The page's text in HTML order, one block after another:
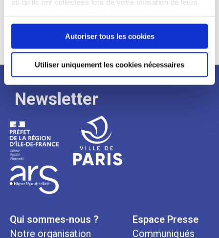
ou qu'ils ont collectées lors de votre utilisation de leurs
continuez à utiliser notre site Web.
Autoriser tous les cookies
Utiliser uniquement les cookies nécessaires
de
recrutement
Newsletter
Qui sommes-nous ?
Notre organisation
Espace Presse
Communiqués